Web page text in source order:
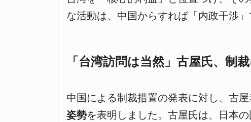
な活動は、中国からすれば「内政干渉
「台湾訪問は当然」古屋氏、制
中国による制裁措置の発表に対し、古
姿勢を表明しました。古屋氏は、日本